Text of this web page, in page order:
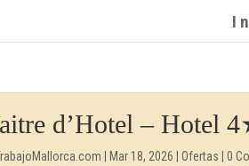
d’Hotel – Hotel
Mar 18, 2026 |Ofertas |0